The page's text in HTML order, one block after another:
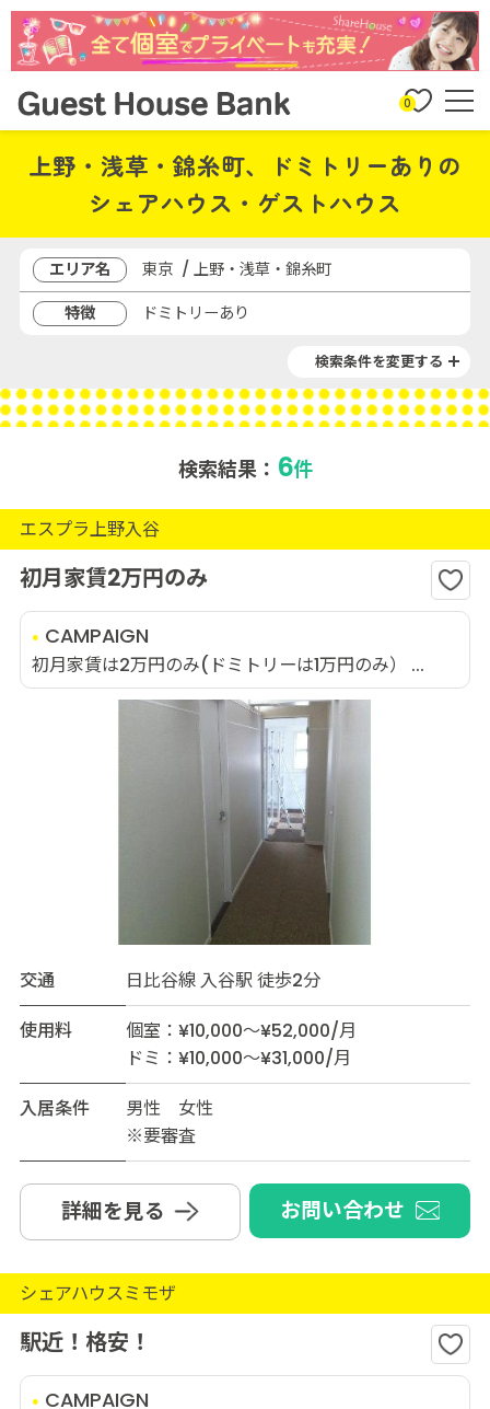
0
上野・浅草・錦糸町、ドミトリーありの
シェアハウス・ゲストハウス
エリア名
東京 / 上野・浅草・錦糸町
特徴
ドミトリーあり
検索条件を変更する
検索結果： 6件
エスプラ上野入谷
初月家賃2万円のみ
CAMPAIGN
初月家賃は2万円のみ(ドミトリーは1万円のみ） ...
交通
日比谷線 入谷駅 徒歩2分
使用料
個室：¥10,000～¥52,000/月
ドミ：¥10,000～¥31,000/月
入居条件
男性 女性
※要審査
詳細を見る お問い合わせ
シェアハウスミモザ
駅近！格安！
CAMPAIGN